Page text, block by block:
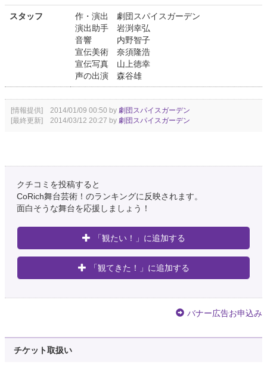
スタッフ
作・演出 劇団スパイスガーデン
演出助手 岩渕幸弘
音響 内野智子
宣伝美術 奈須隆浩
宣伝写真 山上徳幸
声の出演 森谷雄
[情報提供] 2014/01/09 00:50 by 劇団スパイスガーデン
[最終更新] 2014/03/12 20:27 by 劇団スパイスガーデン
クチコミを投稿すると
CoRich舞台芸術！のランキングに反映されます。
面白そうな舞台を応援しましょう！
「観たい！」に追加する
「観てきた！」に追加する
バナー広告お申込み
チケット取扱い